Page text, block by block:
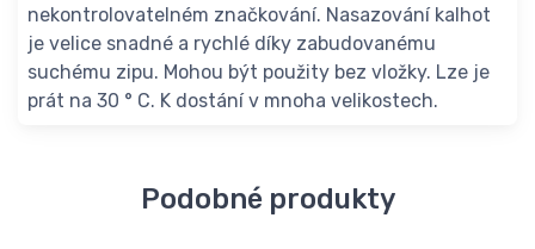
nekontrolovatelném značkování. Nasazování kalhot
je velice snadné a rychlé díky zabudovanému
suchému zipu. Mohou být použity bez vložky. Lze je
prát na 30 ° C. K dostání v mnoha velikostech.
Podobné produkty